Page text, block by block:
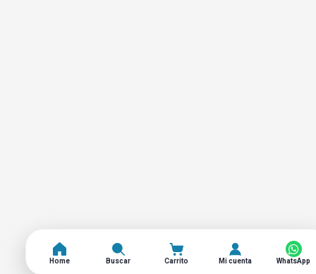
Home Buscar Carrito Mi cuenta